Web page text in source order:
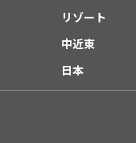
リゾート
中近東
日本